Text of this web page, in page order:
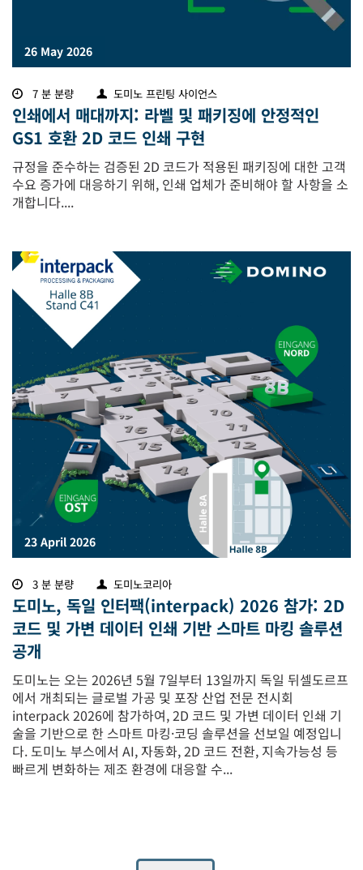
26 May 2026
7 분 분량 도미노 프린팅 사이언스
인쇄에서 매대까지: 라벨 및 패키징에 안정적인
GS1 호환 2D 코드 인쇄 구현
규정을 준수하는 검증된 2D 코드가 적용된 패키징에 대한 고객
수요 증가에 대응하기 위해, 인쇄 업체가 준비해야 할 사항을 소
개합니다....
23 April 2026
3 분 분량 도미노코리아
도미노, 독일 인터팩(interpack) 2026 참가: 2D
코드 및 가변 데이터 인쇄 기반 스마트 마킹 솔루션
공개
도미노는 오는 2026년 5월 7일부터 13일까지 독일 뒤셀도르프
에서 개최되는 글로벌 가공 및 포장 산업 전문 전시회
interpack 2026에 참가하여, 2D 코드 및 가변 데이터 인쇄 기
술을 기반으로 한 스마트 마킹·코딩 솔루션을 선보일 예정입니
다. 도미노 부스에서 AI, 자동화, 2D 코드 전환, 지속가능성 등
빠르게 변화하는 제조 환경에 대응할 수...